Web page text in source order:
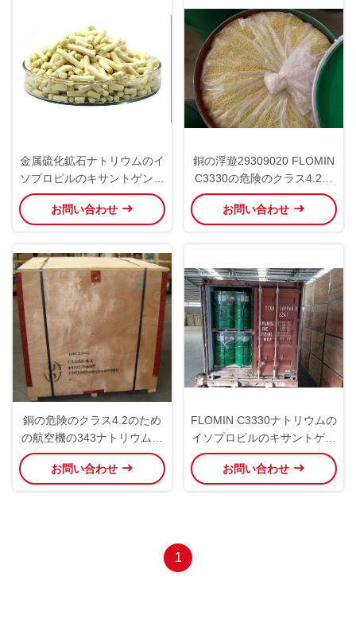
金属硫化鉱石ナトリウムのイ
ソプロピルのキサントゲン酸
塩SIPX 90%の餌UN3342
お問い合わせ
銅の浮遊29309020 FLOMIN
C3330の危険のクラス4.2ナ
トリウムのキサントゲン酸塩
お問い合わせ
銅の危険のクラス4.2のため
の航空機の343ナトリウムの
イソプロピルのキサントゲン
酸塩
お問い合わせ
FLOMIN C3330ナトリウムの
イソプロピルのキサントゲン
酸塩国連3342強い収集
お問い合わせ
1